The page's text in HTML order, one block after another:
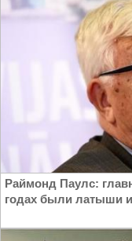
Раймонд Паулс:
годах были латыши и